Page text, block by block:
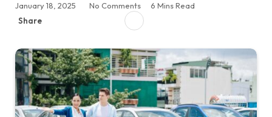
January 18, 2025 No Comments
6 Mins Read
Share